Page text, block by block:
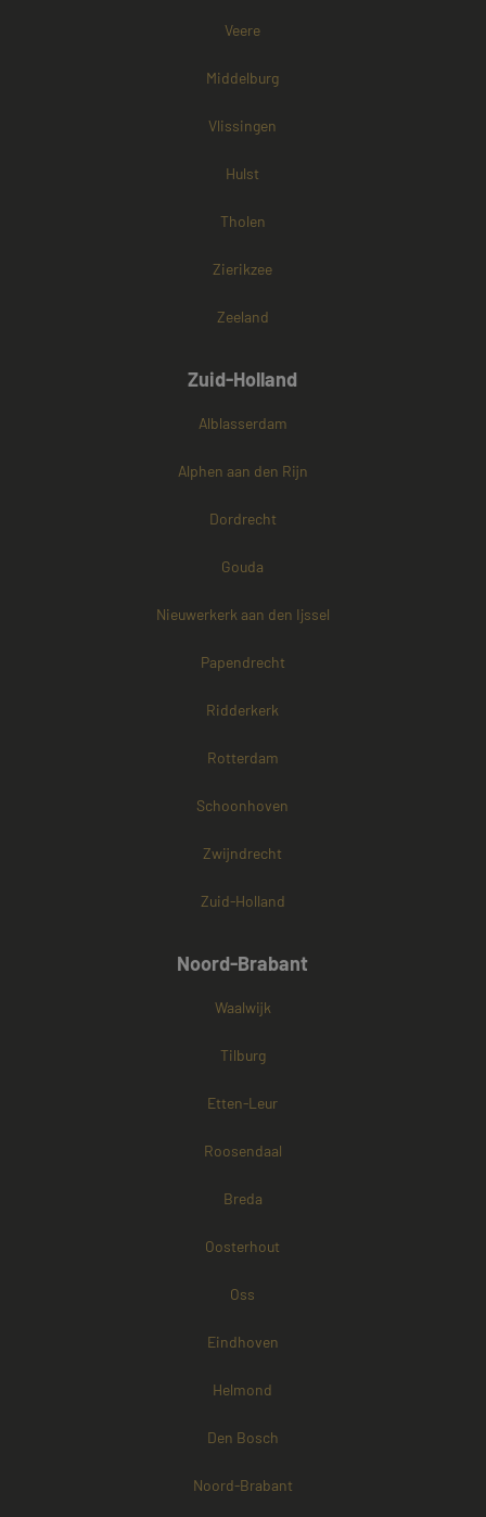
Veere
Middelburg
Vlissingen
Hulst
Tholen
Zierikzee
Zeeland
Zuid-Holland
Alblasserdam
Alphen aan den Rijn
Dordrecht
Gouda
Nieuwerkerk aan den Ijssel
Papendrecht
Ridderkerk
Rotterdam
Schoonhoven
Zwijndrecht
Zuid-Holland
Noord-Brabant
Waalwijk
Tilburg
Etten-Leur
Roosendaal
Breda
Oosterhout
Oss
Eindhoven
Helmond
Den Bosch
Noord-Brabant